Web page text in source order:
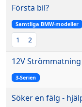
Första bil?
Samtliga BMW-modeller
1 2
12V
3-Serien
Söker en fälg -